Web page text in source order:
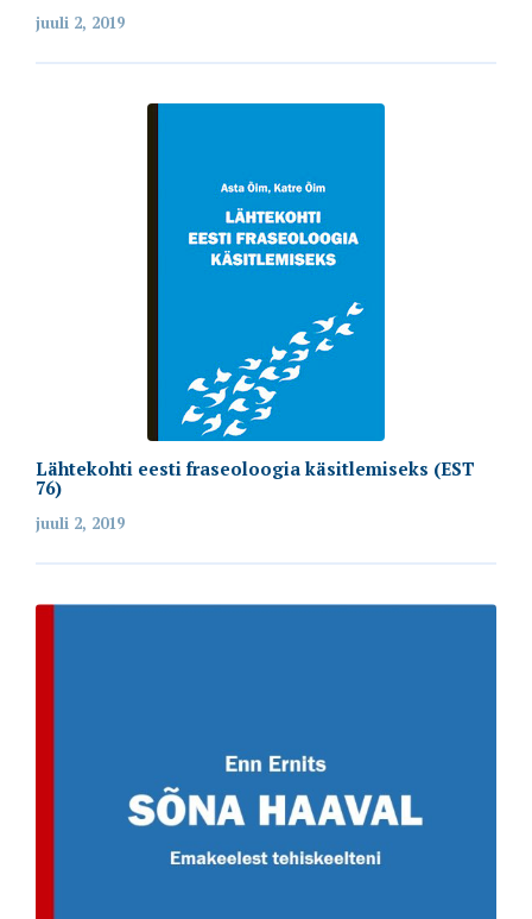
juuli 2, 2019
Lähtekohti eesti fraseoloogia käsitlemiseks (EST
76)
juuli 2, 2019